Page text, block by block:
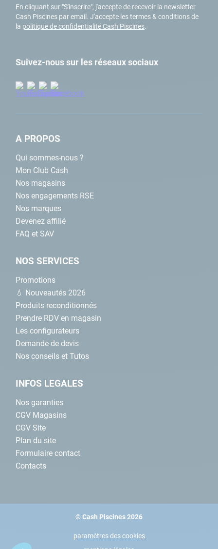
En cliquant sur "S'inscrire", j'accepte de recevoir la newsletter
Cash Piscines par email. J'accepte les termes & conditions de
la politique de confidentialité Cash Piscines.
Suivez-nous sur les réseaux sociaux
A PROPOS
Qui sommes-nous ?
Mon Club Cash
Nos magasins
Nos engagements RSE
Nos marques
Devenez affilié
FAQ et SAV
NOS SERVICES
Promotions
💧 Nouveautés 2026
Produits reconditionnés
Prendre RDV en magasin
Les configurateurs
Demande de devis
Nos conseils et Tutos
INFOS LEGALES
Nos garanties
CGV Magasins
CGV Site
Plan du site
Formulaire contact
Contacts
© Cash Piscines 2026
paramètres des cookies